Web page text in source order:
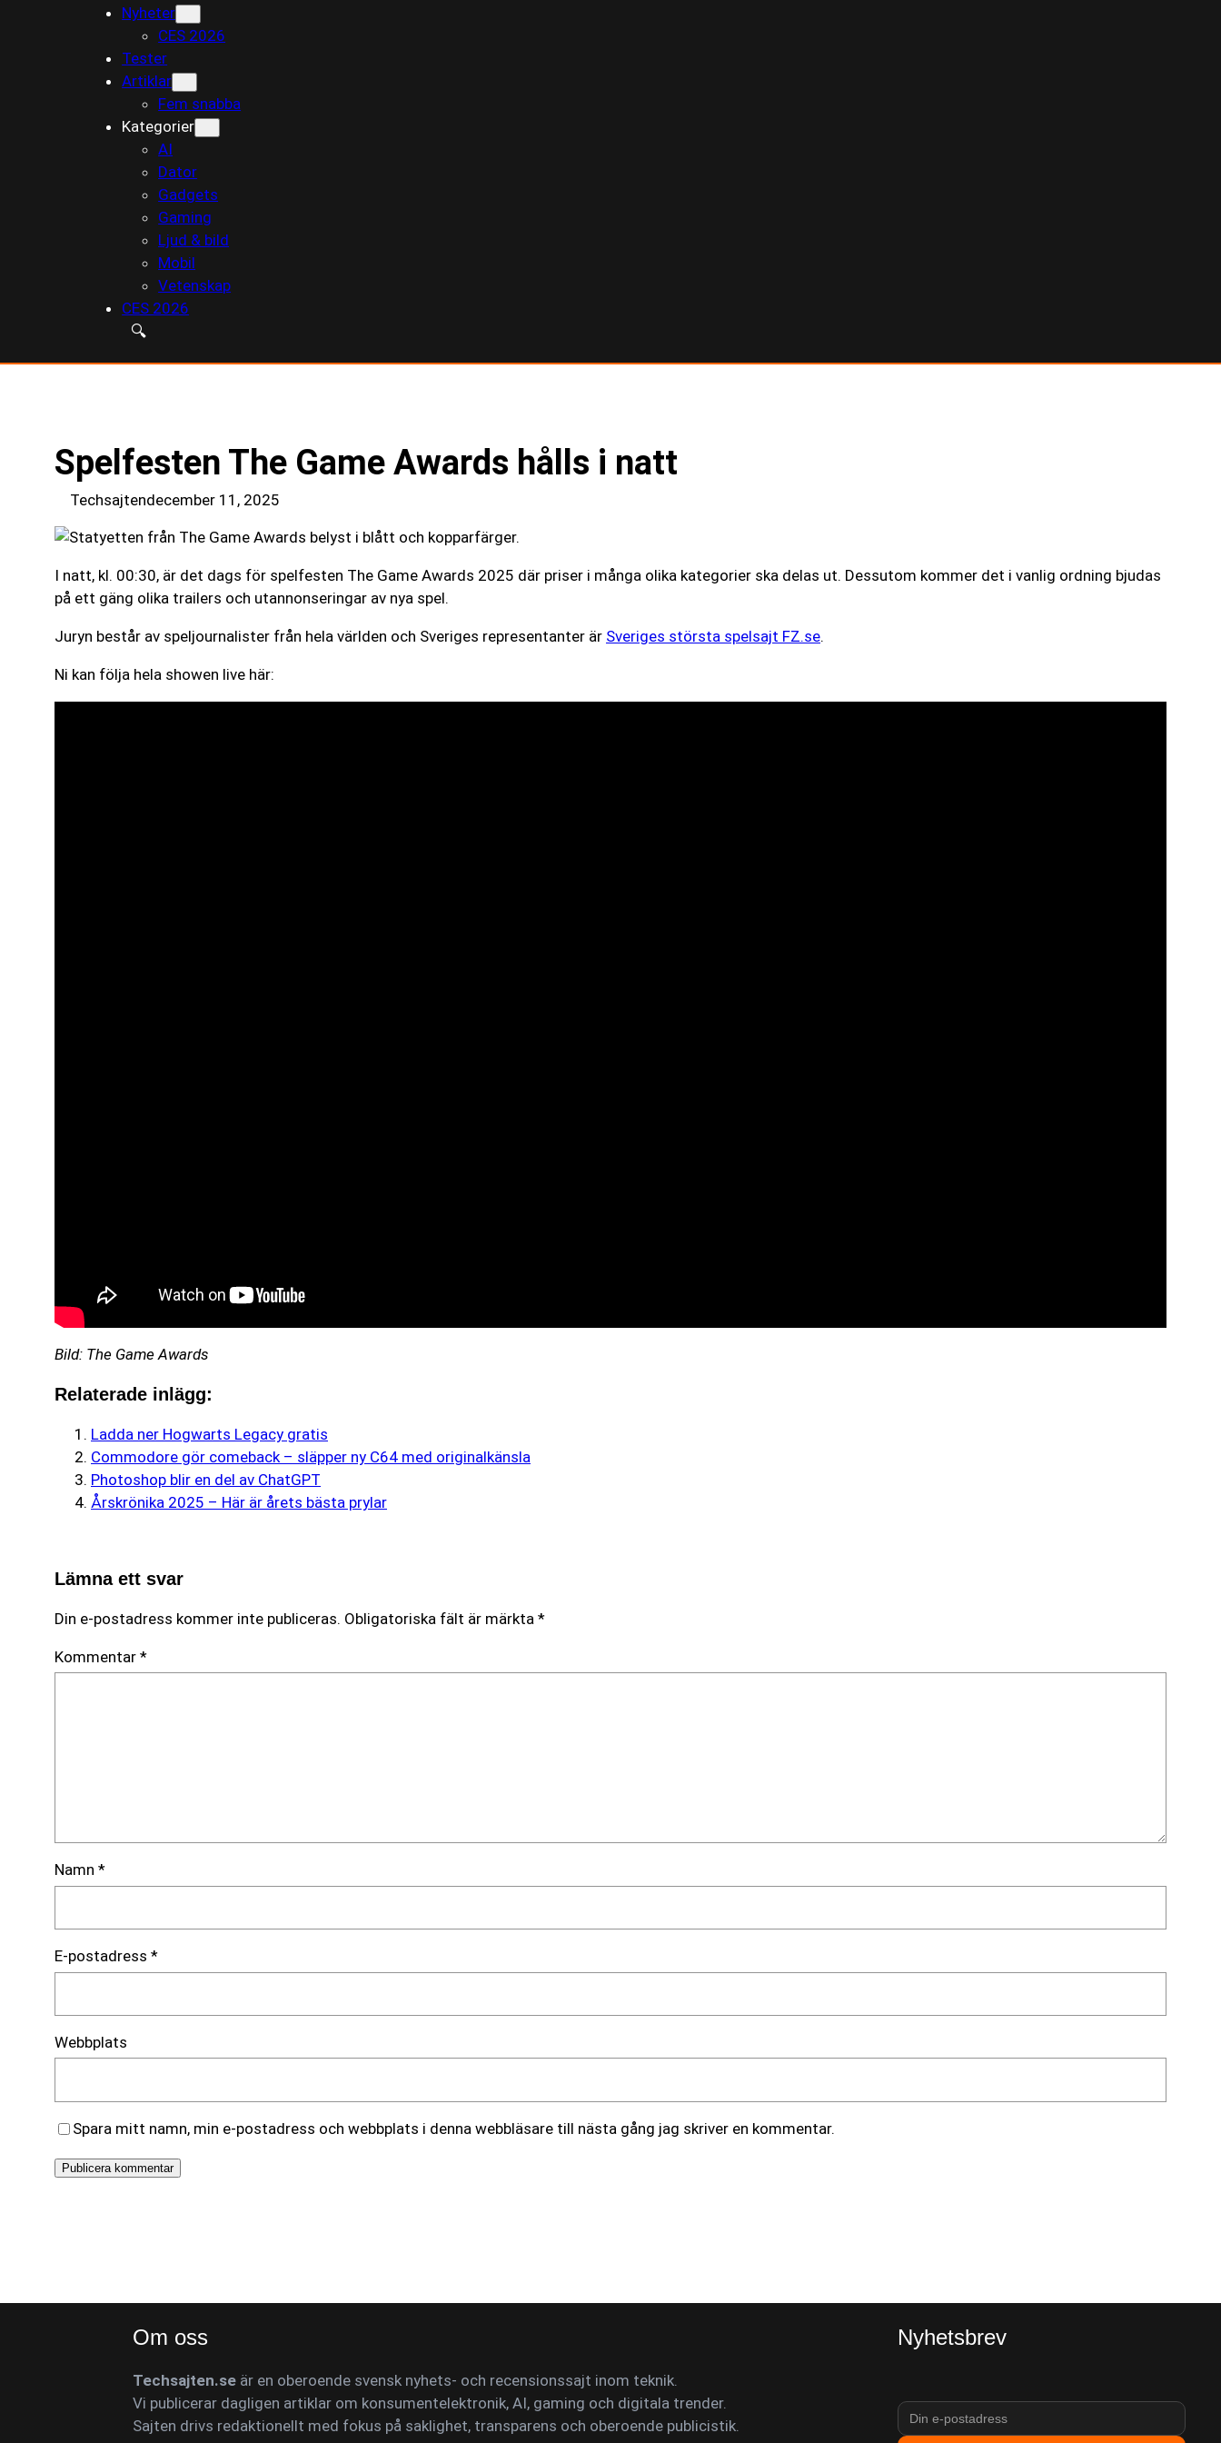
Nyheter
CES 2026
Tester
Artiklar
Fem snabba
Kategorier
AI
Dator
Gadgets
Gaming
Ljud & bild
Mobil
Vetenskap
CES 2026
🔍
Spelfesten The Game Awards hålls i natt
Techsajtendecember 11, 2025
I natt, kl. 00:30, är det dags för spelfesten The Game Awards 2025 där priser i många olika kategorier ska delas ut. Dessutom kommer det i vanlig ordning bjudas
på ett gäng olika trailers och utannonseringar av nya spel.
Juryn består av speljournalister från hela världen och Sveriges representanter är Sveriges största spelsajt FZ.se.
Ni kan följa hela showen live här:
Bild: The Game Awards
Relaterade inlägg:
Ladda ner Hogwarts Legacy gratis
Commodore gör comeback – släpper ny C64 med originalkänsla
Photoshop blir en del av ChatGPT
Årskrönika 2025 – Här är årets bästa prylar
Lämna ett svar
Din e-postadress kommer inte publiceras. Obligatoriska fält är märkta *
Kommentar *
Namn *
E-postadress *
Webbplats
Spara mitt namn, min e-postadress och webbplats i denna webbläsare till nästa gång jag skriver en kommentar.
Om oss
Techsajten.seär en oberoende svensk nyhets- och recensionssajt inom teknik.
Vi publicerar dagligen artiklar om konsumentelektronik, AI, gaming och digitala trender.
Sajten drivs redaktionellt med fokus på saklighet, transparens och oberoende publicistik.
Nyhetsbrev